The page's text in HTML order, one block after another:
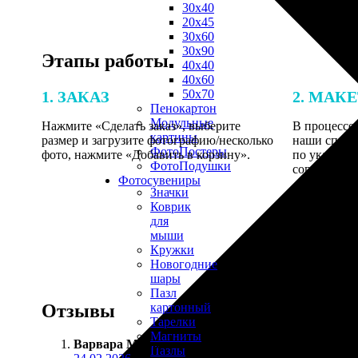
30х40
20х45
30х60
30х90
40х40
40х60
50х70
Пенокартон
Модульные
картины
ФотоПостеры
ФотоПодушки
Фотоcувениры
Значки
Коврик
для
мыши
Кружки
Новогодние
шары
Пазл
картонный
Тарелки
Магниты
Пазлы
Этапы работы
1. ЗАКАЗ
Нажмите «Сделать заказ», выберите
размер и загрузите фотографию/несколько
фото, нажмите «Добавить в корзину».
2.
В процессе
наши
по
Отзывы
Варвара Миронова :